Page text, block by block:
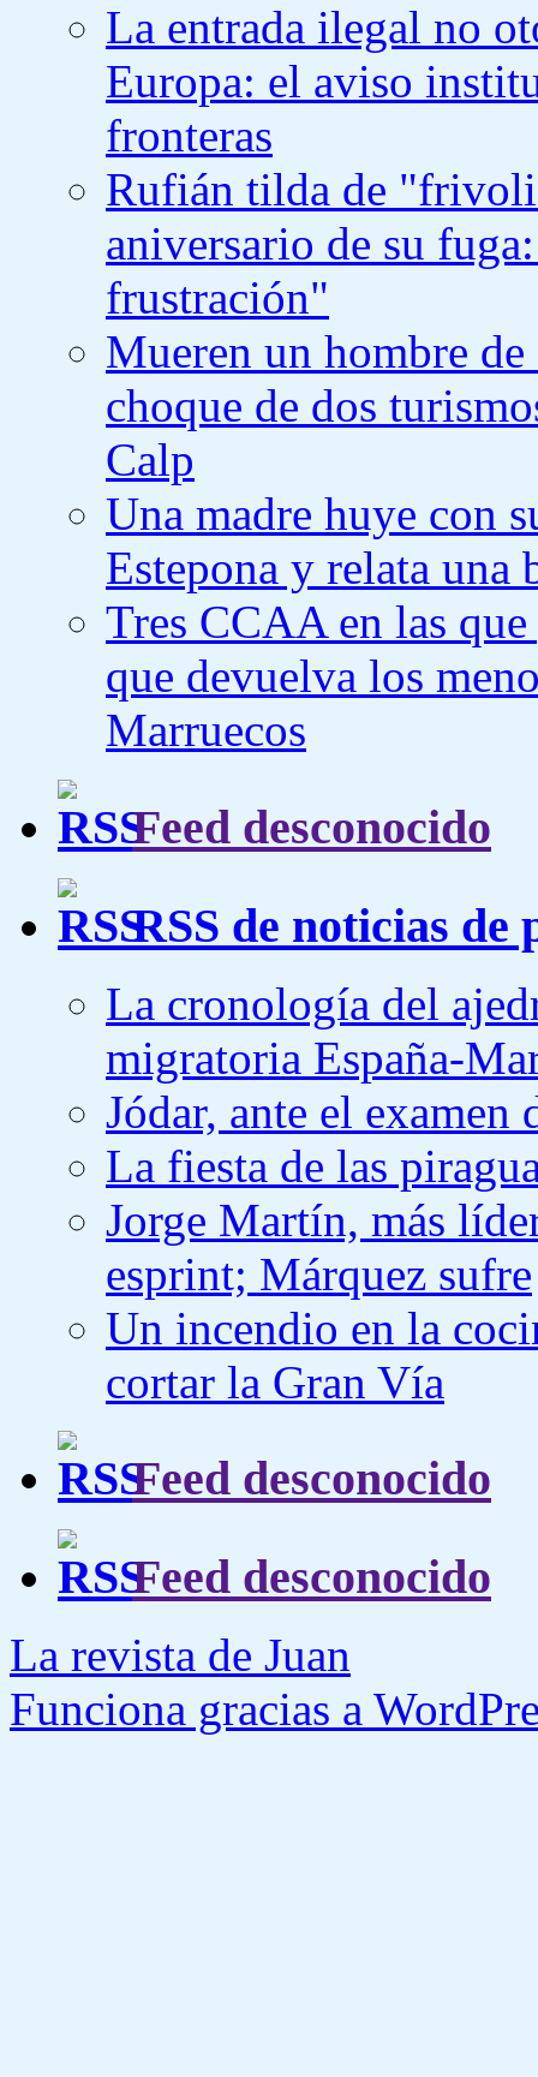
La entrada ilegal no
Europa: el aviso
fronteras
Rufián tilda de
aniversario de su
frustración"
Mueren un hombre
choque de dos
Calp
Una madre huye con
Estepona y relata una
Tres CCAA en las
que devuelva los
Marruecos
Feed desconocido
RSS de noticias de
La cronología del
migratoria España-
Jódar, ante el
La fiesta de las
Jorge Martín, más
esprint; Márquez sufre
Un incendio en la
cortar la Gran Vía
Feed desconocido
Feed desconocido
La revista de Juan
Funciona gracias a